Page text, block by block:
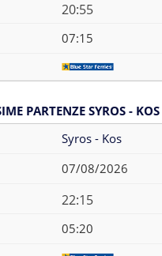
20:55
07:15
PARTENZE SYROS - KOS
Syros - Kos
07/08/2026
22:15
05:20